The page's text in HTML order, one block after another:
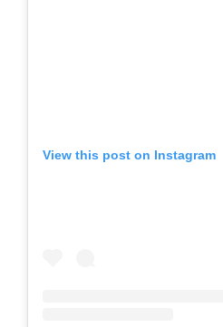
View this post on Instagram